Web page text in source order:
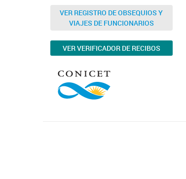
VER REGISTRO DE OBSEQUIOS Y
VIAJES DE FUNCIONARIOS
VER VERIFICADOR DE RECIBOS